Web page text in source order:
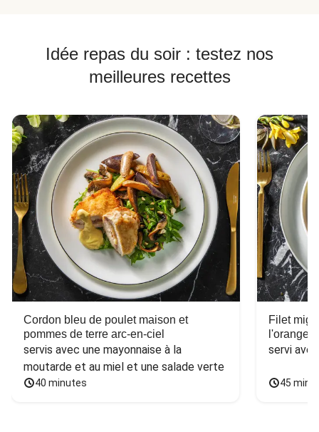
Idée repas du soir : testez nos
meilleures recettes
Cordon bleu de poulet maison et
pommes de terre arc-en-ciel
servis avec une mayonnaise à la
moutarde et au miel et une salade verte
40 minutes
Filet
l'orange
servi
45